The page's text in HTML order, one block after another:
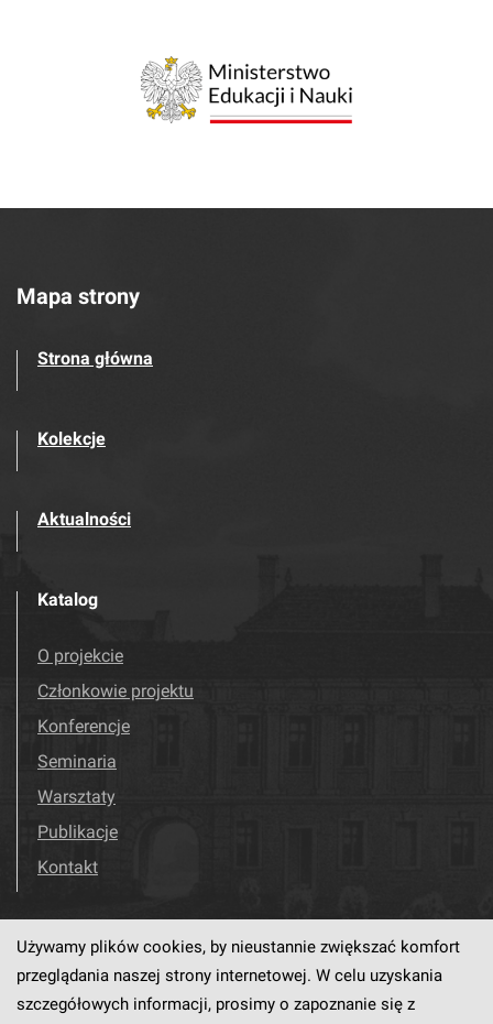
Mapa strony
Strona główna
Kolekcje
Aktualności
Katalog
O projekcie
Członkowie projektu
Konferencje
Seminaria
Warsztaty
Publikacje
Kontakt
Odwiedź nas! Facebook
Używamy plików cookies, by nieustannie zwiększać komfort
przeglądania naszej strony internetowej. W celu uzyskania
szczegółowych informacji, prosimy o zapoznanie się z